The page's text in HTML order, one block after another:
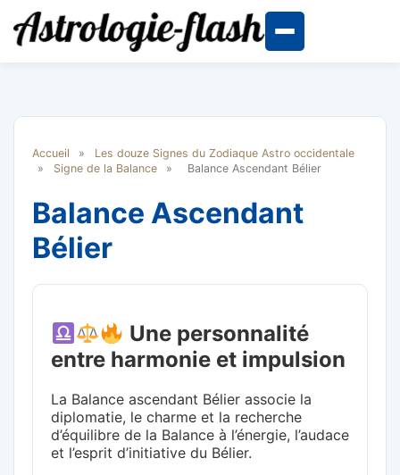
Accueil »
Les douze Signes du Zodiaque Astro occidentale
»
Signe de la Balance » Balance Ascendant Bélier
Balance Ascendant
Bélier
Une personnalité
entre harmonie et impulsion
La Balance ascendant Bélier associe la
diplomatie, le charme et la recherche
d’équilibre de la Balance à l’énergie, l’audace
et l’esprit d’initiative du Bélier.